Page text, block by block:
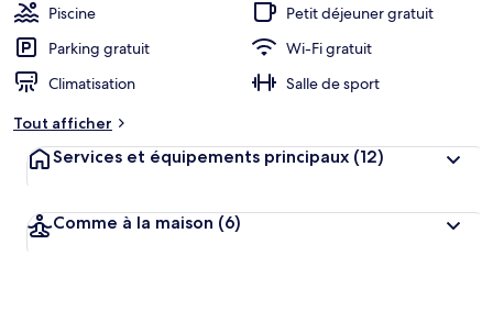
Piscine
Petit déjeuner gratuit
Parking gratuit
Wi-Fi gratuit
Climatisation
Salle de sport
Tout afficher
Services et équipements principaux (12)
Comme à la maison (6)